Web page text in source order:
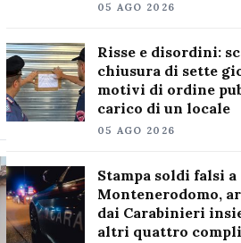
05 AGO 2026
Risse e disordini:
chiusura di sette
motivi di ordine
carico di un locale
05 AGO 2026
Stampa soldi falsi a
Montenerodomo,
dai Carabinieri
altri quattro